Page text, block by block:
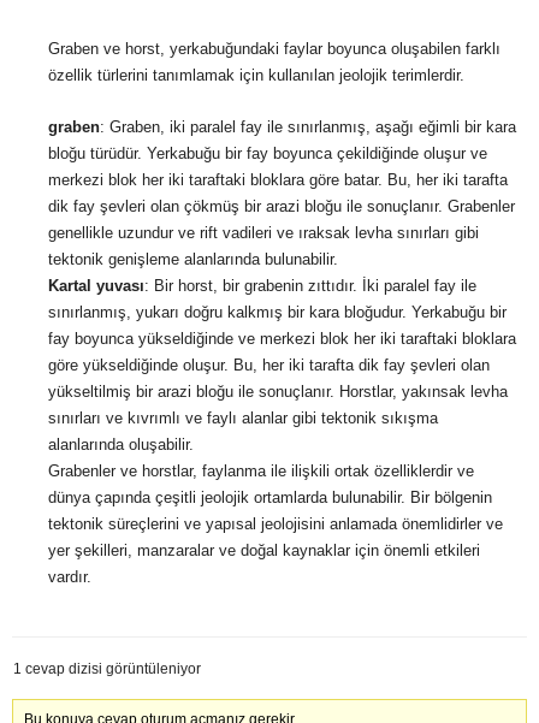
Graben ve horst, yerkabuğundaki faylar boyunca oluşabilen farklı
özellik türlerini tanımlamak için kullanılan jeolojik terimlerdir.
graben: Graben, iki paralel fay ile sınırlanmış, aşağı eğimli bir kara
bloğu türüdür. Yerkabuğu bir fay boyunca çekildiğinde oluşur ve
merkezi blok her iki taraftaki bloklara göre batar. Bu, her iki tarafta
dik fay şevleri olan çökmüş bir arazi bloğu ile sonuçlanır. Grabenler
genellikle uzundur ve rift vadileri ve ıraksak levha sınırları gibi
tektonik genişleme alanlarında bulunabilir.
Kartal yuvası: Bir horst, bir grabenin zıttıdır. İki paralel fay ile
sınırlanmış, yukarı doğru kalkmış bir kara bloğudur. Yerkabuğu bir
fay boyunca yükseldiğinde ve merkezi blok her iki taraftaki bloklara
göre yükseldiğinde oluşur. Bu, her iki tarafta dik fay şevleri olan
yükseltilmiş bir arazi bloğu ile sonuçlanır. Horstlar, yakınsak levha
sınırları ve kıvrımlı ve faylı alanlar gibi tektonik sıkışma
alanlarında oluşabilir.
Grabenler ve horstlar, faylanma ile ilişkili ortak özelliklerdir ve
dünya çapında çeşitli jeolojik ortamlarda bulunabilir. Bir bölgenin
tektonik süreçlerini ve yapısal jeolojisini anlamada önemlidirler ve
yer şekilleri, manzaralar ve doğal kaynaklar için önemli etkileri
vardır.
1 cevap dizisi görüntüleniyor
Bu konuya cevap oturum açmanız gerekir.